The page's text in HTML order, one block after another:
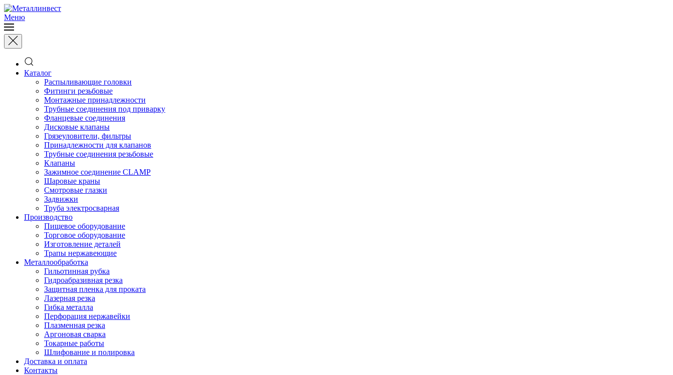
Меню
Каталог
Распыливающие головки
Фитинги резьбовые
Монтажные принадлежности
Трубные соединения под приварку
Фланцевые соединения
Дисковые клапаны
Грязеуловители, фильтры
Принадлежности для клапанов
Трубные соединения резьбовые
Клапаны
Зажимное соединение CLAMP
Шаровые краны
Смотровые глазки
Задвижки
Труба электросварная
Производство
Пищевое оборудование
Торговое оборудование
Изготовление деталей
Трапы нержавеющие
Металлообработка
Гильотинная рубка
Гидроабразивная резка
Защитная пленка для проката
Лазерная резка
Гибка металла
Перфорация нержавейки
Плазменная резка
Аргоновая сварка
Токарные работы
Шлифование и полировка
Доставка и оплата
Контакты